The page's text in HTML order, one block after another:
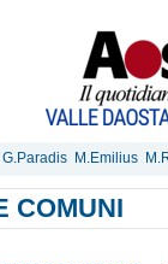
G.Paradis M.Emilius
COMUNI